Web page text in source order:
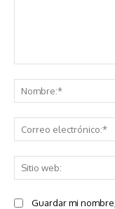
Guardar mi